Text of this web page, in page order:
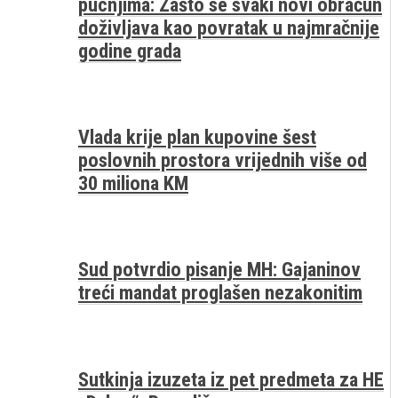
doživljava kao povratak u najmračnije
godine grada
Vlada krije plan kupovine šest
poslovnih prostora vrijednih više od
30 miliona KM
Sud potvrdio pisanje MH: Gajaninov
treći mandat proglašen nezakonitim
Sutkinja izuzeta iz pet predmeta za HE